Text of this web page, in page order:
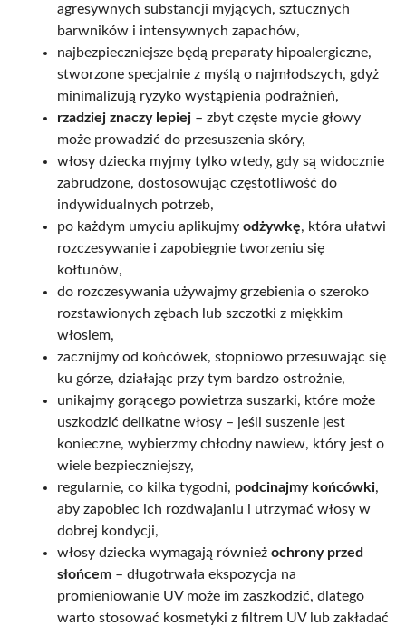
agresywnych substancji myjących, sztucznych
barwników i intensywnych zapachów,
najbezpieczniejsze będą preparaty hipoalergiczne,
stworzone specjalnie z myślą o najmłodszych, gdyż
minimalizują ryzyko wystąpienia podrażnień,
rzadziej znaczy lepiej – zbyt częste mycie głowy
może prowadzić do przesuszenia skóry,
włosy dziecka myjmy tylko wtedy, gdy są widocznie
zabrudzone, dostosowując częstotliwość do
indywidualnych potrzeb,
po każdym umyciu aplikujmy odżywkę, która ułatwi
rozczesywanie i zapobiegnie tworzeniu się
kołtunów,
do rozczesywania używajmy grzebienia o szeroko
rozstawionych zębach lub szczotki z miękkim
włosiem,
zacznijmy od końcówek, stopniowo przesuwając się
ku górze, działając przy tym bardzo ostrożnie,
unikajmy gorącego powietrza suszarki, które może
uszkodzić delikatne włosy – jeśli suszenie jest
konieczne, wybierzmy chłodny nawiew, który jest o
wiele bezpieczniejszy,
regularnie, co kilka tygodni, podcinajmy końcówki,
aby zapobiec ich rozdwajaniu i utrzymać włosy w
dobrej kondycji,
włosy dziecka wymagają również ochrony przed
słońcem – długotrwała ekspozycja na
promieniowanie UV może im zaszkodzić, dlatego
warto stosować kosmetyki z filtrem UV lub zakładać